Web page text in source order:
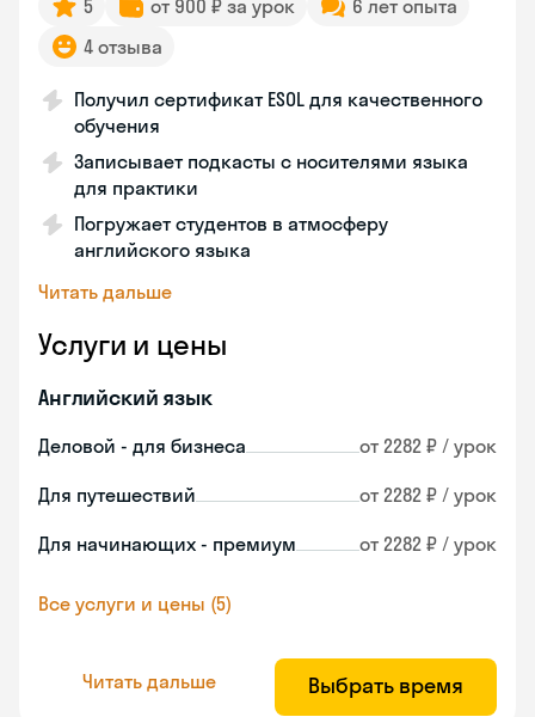
5 от 900 ₽ за урок
6 лет опыта
4 отзыва
Получил сертификат ESOL для качественного
обучения
Записывает подкасты с носителями языка
для практики
Погружает студентов в атмосферу
английского языка
Читать дальше
Услуги и цены
Английский язык
Деловой - для бизнеса от 2282 ₽ / урок
Для путешествий от 2282 ₽ / урок
Для начинающих - премиум от 2282 ₽ / урок
Все услуги и цены (5)
Читать дальше Выбрать время